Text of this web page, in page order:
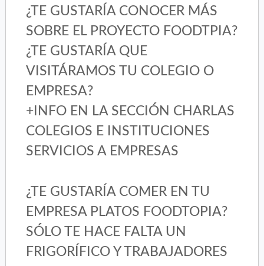
¿TE GUSTARÍA CONOCER MÁS
SOBRE EL PROYECTO FOODTPIA?
¿TE GUSTARÍA QUE
VISITÁRAMOS TU COLEGIO O
EMPRESA?
+INFO EN LA SECCIÓN CHARLAS
COLEGIOS E INSTITUCIONES
SERVICIOS A EMPRESAS
¿TE GUSTARÍA COMER EN TU
EMPRESA PLATOS FOODTOPIA?
SÓLO TE HACE FALTA UN
FRIGORÍFICO Y TRABAJADORES